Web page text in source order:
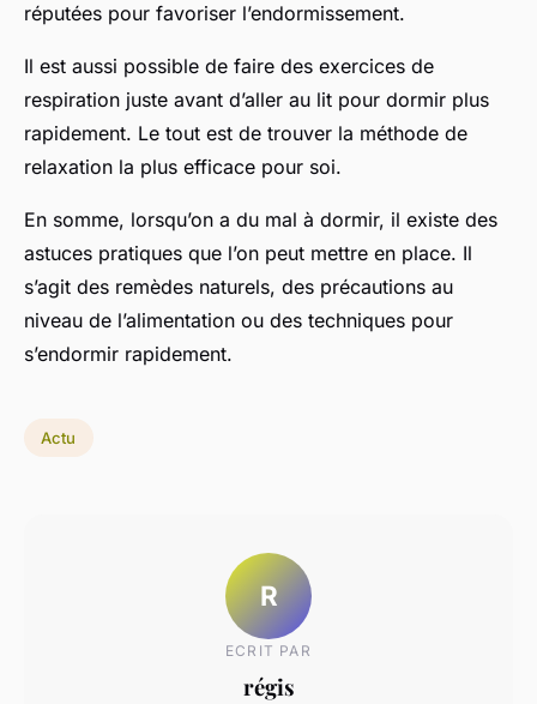
réputées pour favoriser l’endormissement.
Il est aussi possible de faire des exercices de
respiration juste avant d’aller au lit pour dormir plus
rapidement. Le tout est de trouver la méthode de
relaxation la plus efficace pour soi.
En somme, lorsqu’on a du mal à dormir, il existe des
astuces pratiques que l’on peut mettre en place. Il
s’agit des remèdes naturels, des précautions au
niveau de l’alimentation ou des techniques pour
s’endormir rapidement.
Actu
R
ECRIT PAR
régis